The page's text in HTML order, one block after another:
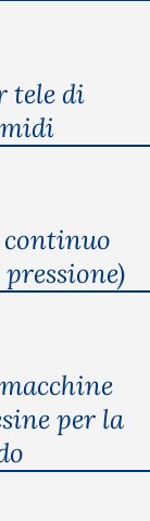
tele di
per la